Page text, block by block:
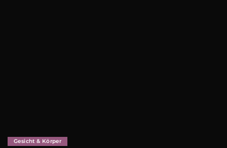
Gesicht & Körper